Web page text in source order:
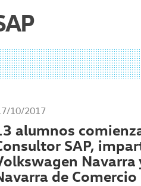
10/2017
alumnos
SAP,
Navarra
de Comercio